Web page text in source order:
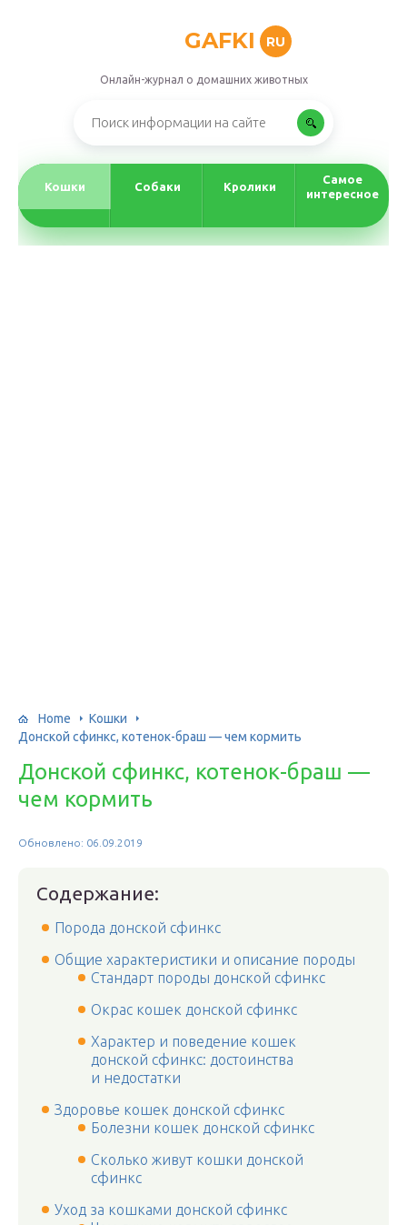
GAFKI RU
Онлайн-журнал о домашних животных
Кошки Собаки Кролики
Самое
интересное
Home
Кошки
Донской сфинкс, котенок-браш — чем кормить
Донской сфинкс, котенок-браш —
чем кормить
Обновлено: 06.09.2019
Содержание:
Порода донской сфинкс
Общие характеристики и описание породы
Стандарт породы донской сфинкс
Окрас кошек донской сфинкс
Характер и поведение кошек
донской сфинкс: достоинства
и недостатки
Здоровье кошек донской сфинкс
Болезни кошек донской сфинкс
Сколько живут кошки донской
сфинкс
Уход за кошками донской сфинкс